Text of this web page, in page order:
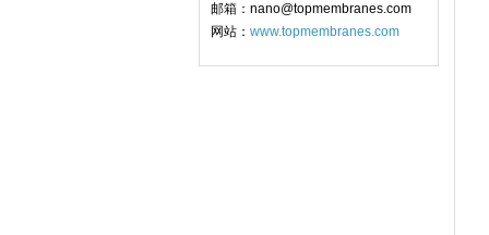
邮箱：nano@topmembranes.com
网站： www.topmembranes.com